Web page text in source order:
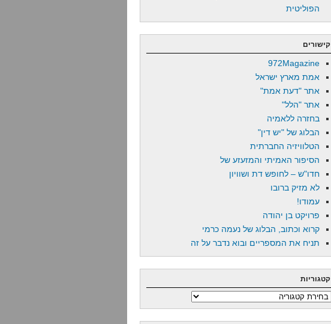
הפוליטית
קישורים
972Magazine
אמת מארץ ישראל
אתר "דעת אמת"
אתר "הלל"
בחזרה ללאמיה
הבלוג של "יש דין"
הטלוויזיה החברתית
הסיפור האמיתי והמזעזע של
חדו"ש – לחופש דת ושוויון
לא מזיק ברובו
עמודו!
פרויקט בן יהודה
קרוא וכתוב, הבלוג של נעמה כרמי
תניח את המספריים ובוא נדבר על זה
קטגוריות
קטגוריות